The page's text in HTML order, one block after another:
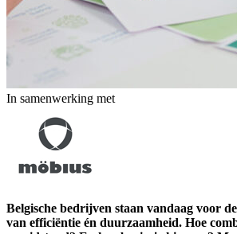
In samenwerking met
Belgische bedrijven staan vandaag voor
van efficiëntie én duurzaamheid. Hoe